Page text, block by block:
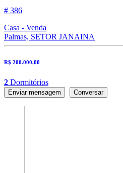
# 386
Casa - Venda
Palmas, SETOR JANAINA
R$ 200.000,00
2 Dormitórios
Enviar mensagem Conversar